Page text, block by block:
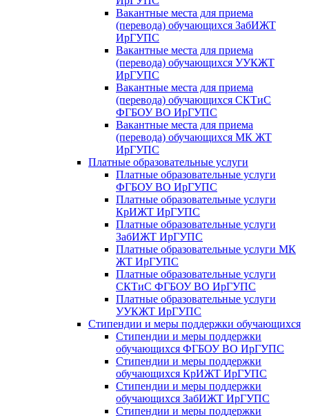
Вакантные места для приема
(перевода) обучающихся ЗабИЖТ
ИрГУПС
Вакантные места для приема
(перевода) обучающихся УУКЖТ
ИрГУПС
Вакантные места для приема
(перевода) обучающихся СКТиС
ФГБОУ ВО ИрГУПС
Вакантные места для приема
(перевода) обучающихся МК ЖТ
ИрГУПС
Платные образовательные услуги
Платные образовательные услуги
ФГБОУ ВО ИрГУПС
Платные образовательные услуги
КрИЖТ ИрГУПС
Платные образовательные услуги
ЗабИЖТ ИрГУПС
Платные образовательные услуги МК
ЖТ ИрГУПС
Платные образовательные услуги
СКТиС ФГБОУ ВО ИрГУПС
Платные образовательные услуги
УУКЖТ ИрГУПС
Стипендии и меры поддержки обучающихся
Стипендии и меры поддержки
обучающихся ФГБОУ ВО ИрГУПС
Стипендии и меры поддержки
обучающихся КрИЖТ ИрГУПС
Стипендии и меры поддержки
обучающихся ЗабИЖТ ИрГУПС
Стипендии и меры поддержки